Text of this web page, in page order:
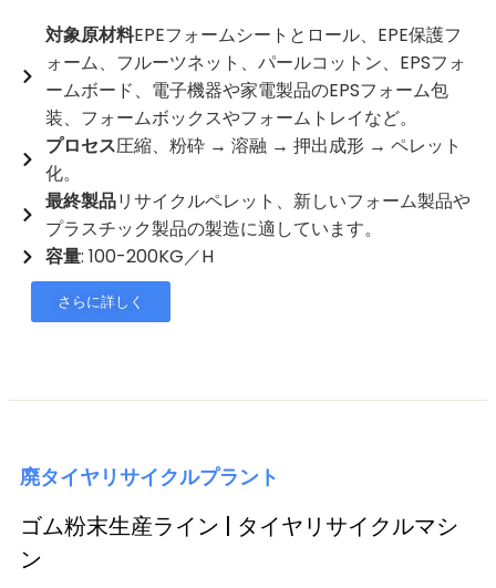
対象原材料EPEフォームシートとロール、EPE保護フ
ォーム、フルーツネット、パールコットン、EPSフォ
ームボード、電子機器や家電製品のEPSフォーム包
装、フォームボックスやフォームトレイなど。
プロセス圧縮、粉砕 → 溶融 → 押出成形 → ペレット
化。
最終製品リサイクルペレット、新しいフォーム製品や
プラスチック製品の製造に適しています。
容量: 100-200KG／H
さらに詳しく
廃タイヤリサイクルプラント
ゴム粉末生産ライン | タイヤリサイクルマシ
ン